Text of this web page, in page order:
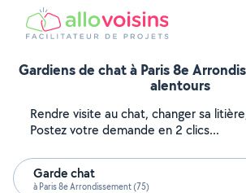
Gardiens de chat à Paris 8e
alentours
Rendre visite au chat, changer sa
Postez votre demande en 2 clics...
Garde chat
à Paris 8e Arrondissement (75)